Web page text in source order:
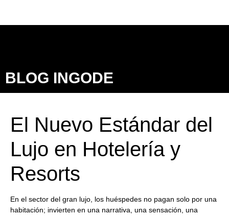
BLOG INGODE
El Nuevo Estándar del
Lujo en Hotelería y
Resorts
En el sector del gran lujo, los huéspedes no pagan solo por una
habitación; invierten en una narrativa, una sensación, una